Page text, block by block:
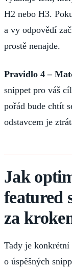
H2 nebo H3.
a vy odpovědí
prostě nenajde.
Pravidlo 4 –
snippet pro váš
pořád bude chtít
odstavcem je
Jak
featured
za
Tady je
o úspěšných